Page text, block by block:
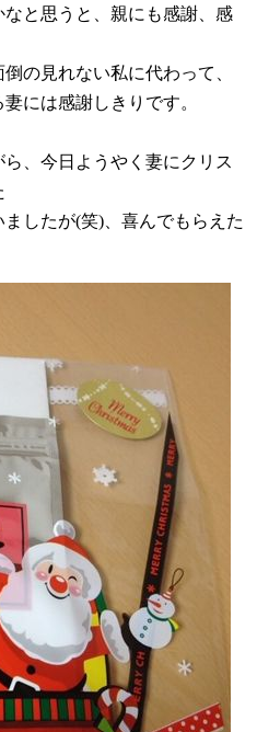
と思うと、親にも感謝、感
の見れない私に代わって、
には感謝しきりです。
、今日ようやく妻にクリス
したが(笑)、喜んでもらえた